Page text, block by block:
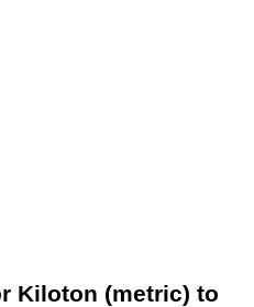
Kiloton (metric) to